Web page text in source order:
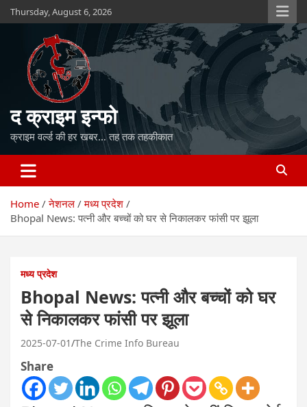
Skip
to
Thursday, August 6, 2026
द क्राइम इन्फो
क्राइम वर्ल्ड की हर खबर… तह तक तहकीकात
Home नेशनल
मध्य प्रदेश
Bhopal News: पत्नी और बच्चों को घर से निकालकर फांसी पर झूला
मध्य प्रदेश
Bhopal News: पत्नी और बच्चों को घर
से निकालकर फांसी पर झूला
2025-07-01 The Crime Info Bureau
Share